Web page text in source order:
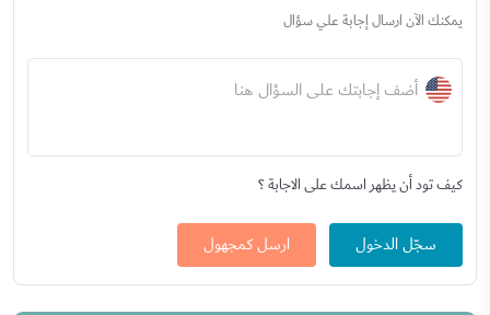
يمكنك الآن ارسال إجابة علي سؤال
أضف إجابتك على السؤال هنا
كيف تود أن يظهر اسمك على الاجابة ؟
سجّل الدخول ارسل كمجهول